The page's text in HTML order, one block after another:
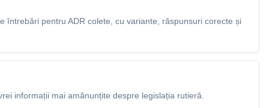
întrebări pentru ADR colete, cu variante, răspunsuri corecte și
informații mai amănunțite despre legislația rutieră.